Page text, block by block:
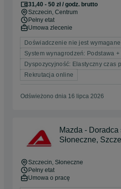
31,40 - 50 zł / godz. brutto
Szczecin, Centrum
Pełny etat
Umowa zlecenie
Doświadczenie nie jest wymagane
System wynagrodzeń: Podstawa
Dyspozycyjność: Elastyczny czas
Rekrutacja online
Odświeżono dnia 16 lipca 2026
Mazda -
Słoneczne,
Szczecin, Słoneczne
Pełny etat
Umowa o pracę